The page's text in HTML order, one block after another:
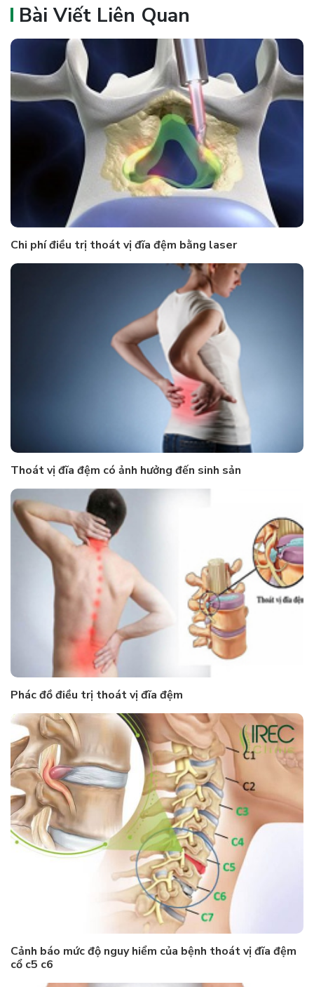
Bài Viết Liên Quan
Chi phí điều trị thoát vị đĩa đệm bằng laser
Thoát vị đĩa đệm có ảnh hưởng đến sinh sản
Phác đồ điều trị thoát vị đĩa đệm
Cảnh báo mức độ nguy hiểm của bệnh thoát vị đĩa đệm
cổ c5 c6